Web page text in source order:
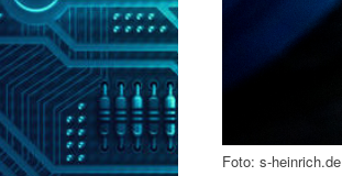
Foto: s-heinrich.de